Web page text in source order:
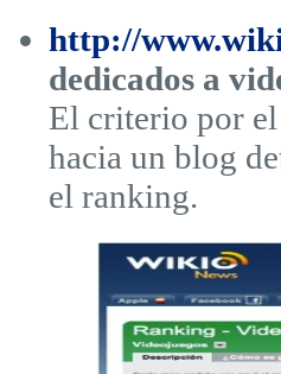
http://
dedicados a
El criterio por el
hacia un blog
el ranking.